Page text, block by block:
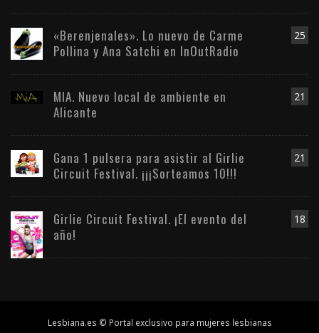
25
«Berenjenales». Lo nuevo de Carme
Pollina y Ana Satchi en InOutRadio
21
MIA. Nuevo local de ambiente en
Alicante
21
Gana 1 pulsera para asistir al Girlie
Circuit Festival. ¡¡¡Sorteamos 10!!!
18
Girlie Circuit Festival. ¡El evento del
año!
Lesbiana.es © Portal exclusivo para mujeres lesbianas